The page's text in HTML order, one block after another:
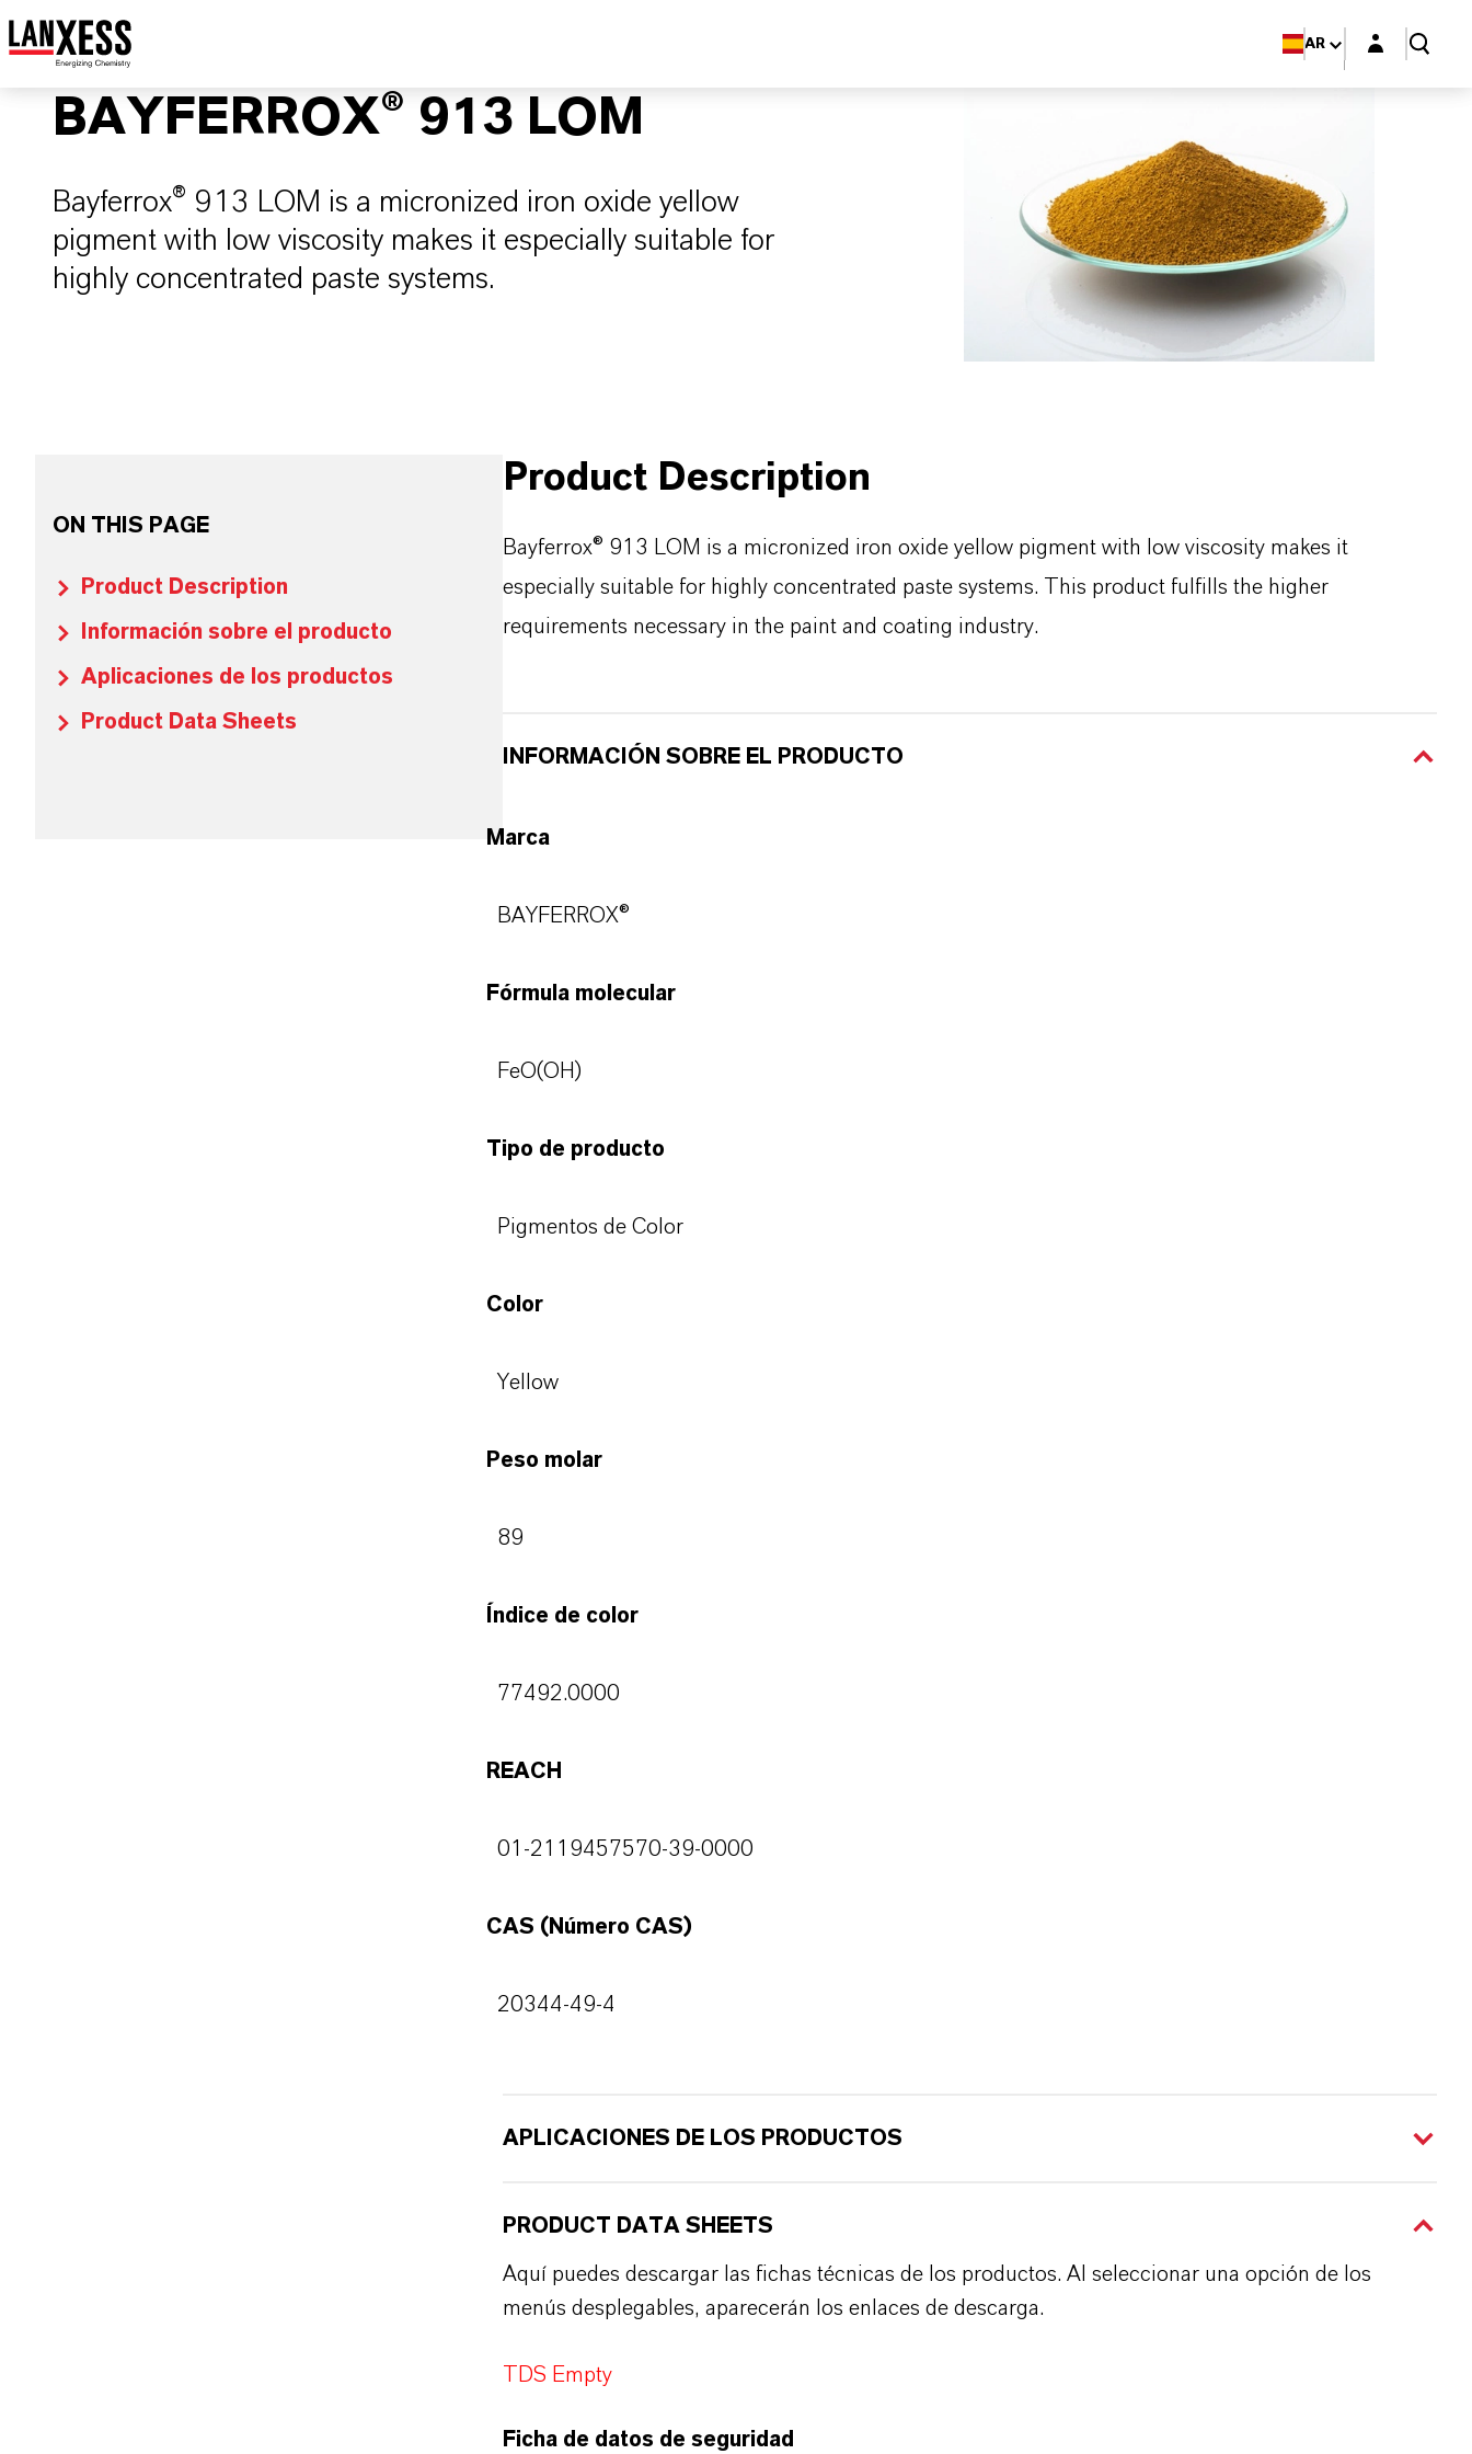
AR Login layer
BAYFERROX® 913 LOM
Bayferrox® 913 LOM is a micronized iron oxide yellow
pigment with low viscosity makes it especially suitable for
highly concentrated paste systems.
ON THIS PAGE
Product Description
Información sobre el producto
Aplicaciones de los productos
Product Data Sheets
Product Description
Bayferrox® 913 LOM is a micronized iron oxide yellow pigment with low viscosity makes it
especially suitable for highly concentrated paste systems. This product fulfills the higher
requirements necessary in the paint and coating industry.
INFORMACIÓN SOBRE EL PRODUCTO
Marca
BAYFERROX®
Fórmula molecular
FeO(OH)
Tipo de producto
Pigmentos de Color
Color
Yellow
Peso molar
89
Índice de color
77492.0000
REACH
01-2119457570-39-0000
CAS (Número CAS)
20344-49-4
APLICACIONES DE LOS PRODUCTOS
PRODUCT DATA SHEETS
Aquí puedes descargar las fichas técnicas de los productos. Al seleccionar una opción de los
menús desplegables, aparecerán los enlaces de descarga.
TDS Empty
Ficha de datos de seguridad